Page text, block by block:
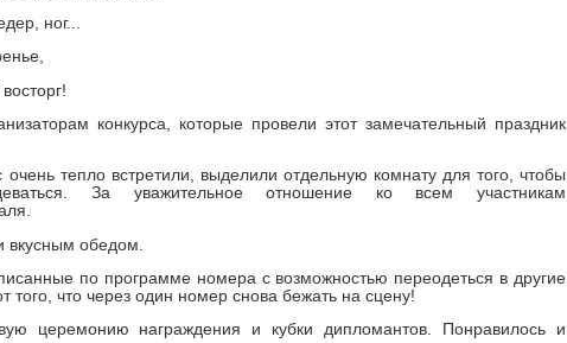
ног...
конкурса, которые провели этот замечательный праздник
тепло встретили, выделили отдельную комнату для того, чтобы
За уважительное отношение ко всем участникам
обедом.
по программе номера с возможностью переодеться в другие
того, что через один номер снова бежать на сцену!
церемонию награждения и кубки дипломантов. Понравилось и